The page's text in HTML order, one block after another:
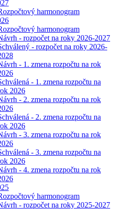
harmonogram
harmonogram
- rozpočet na roky 2026-2027
- rozpočet na roky 2026-
- 1. zmena rozpočtu na rok
- 1. zmena rozpočtu na
2026
- 2. zmena rozpočtu na rok
- 2. zmena rozpočtu na
2026
- 3. zmena rozpočtu na rok
- 3. zmena rozpočtu na
2026
- 4. zmena rozpočtu na rok
harmonogram
- rozpočet na roky 2025-2027